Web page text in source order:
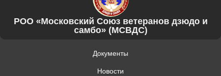
РОО «Московский Союз ветеранов дзюдо и
самбо» (МСВДС)
Документы
Новости